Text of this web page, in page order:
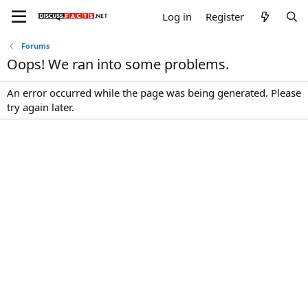
Log in Register
Forums
Oops! We ran into some problems.
An error occurred while the page was being generated. Please
try again later.